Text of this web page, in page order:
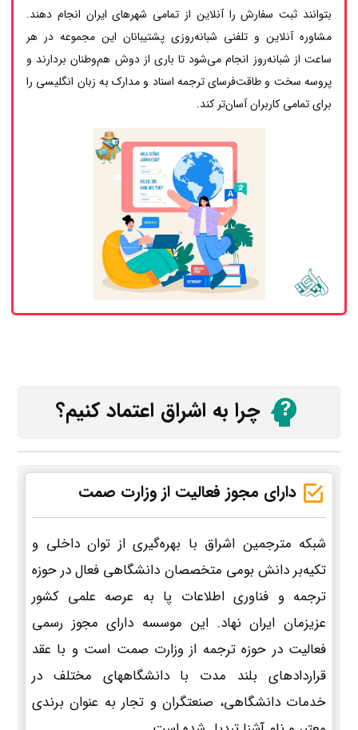
بتوانند ثبت سفارش را آنلاین از تمامی شهرهای ایران انجام دهند.
مشاوره آنلاین و تلفنی شبانه‌روزی پشتیبانان این مجموعه در هر
ساعت از شبانه‌روز انجام می‌شود تا باری از دوش هم‌وطنان بردارند و
پروسه سخت و طاقت‌فرسای ترجمه اسناد و مدارک به زبان انگلیسی را
برای تمامی کاربران آسان‌تر کند.
چرا به اشراق اعتماد کنیم؟
دارای مجوز فعالیت از وزارت صمت
شبکه مترجمین اشراق با بهره‌گیری از توان داخلی و
تکیه‌بر دانش بومی متخصصان دانشگاهی فعال در حوزه
ترجمه و فناوری اطلاعات پا به عرصه علمی کشور
عزیزمان ایران نهاد. این موسسه دارای مجوز رسمی
فعالیت در حوزه ترجمه از وزارت صمت است و با عقد
قراردادهای بلند مدت با دانشگاههای مختلف در
خدمات دانشگاهی، صنعتگران و تجار به عنوان برندی